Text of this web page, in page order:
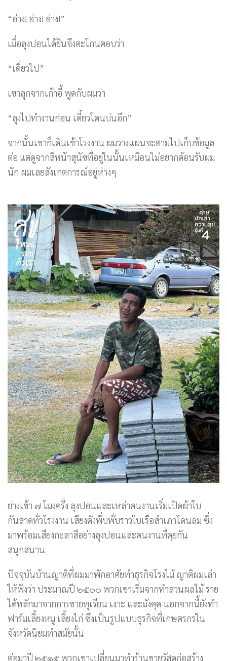
“อ่าง! อ่าง! อ่าง!”
เมื่อลุงปอนได้ยินจึงตะโกนตอบว่า
“เดี๋ยวไป”
เขาลุกจากเก้าอี้ พูดกับผมว่า
“ลุงไปทำงานก่อน เดี๋ยวโดนบ่นอีก”
จากนั้นเขาก็เดินเข้าโรงงาน ผมวางแผนจะตามไปเก็บข้อมูล
ต่อ แต่ดูจากสีหน้าสุนัขที่อยู่ในนั้นเหมือนไม่อยากต้อนรับผม
นัก ผมเลยสังเกตการณ์อยู่ห่างๆ
ย่างเข้า ๗ โมงครึ่ง ลุงปอนและเหล่าคนงานเริ่มเปิดผ้าใบ
กันสาดทั่วโรงงาน เสียงดังพึ่บพั่บราวใบเรือสำเภาโดนลม ซึ่ง
มาพร้อมเสียงกะลาสีอย่างลุงปอนและคนงานที่คุยกัน
สนุกสนาน
ปัจจุบันบ้านญาติที่ผมมาพักอาศัยทำธุรกิจโรงไม้ ญาติผมเล่า
ให้ฟังว่า ประมาณปี ๒๕๐๐ พวกเขาเริ่มจากทำสวนผลไม้ ราย
ได้หลักมาจากการขายทุเรียน เงาะ และมังคุด นอกจากนี้ยังทำ
ฟาร์มเลี้ยงหมู เลี้ยงไก่ ซึ่งเป็นรูปแบบธุรกิจที่เกษตรกรใน
จังหวัดนิยมทำสมัยนั้น
ต่อมาปี ๒๕๑๕ พวกเขาเปลี่ยนมาทำร้านขายวัสดุก่อสร้าง